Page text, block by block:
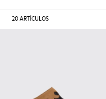
20ARTÍCULOS